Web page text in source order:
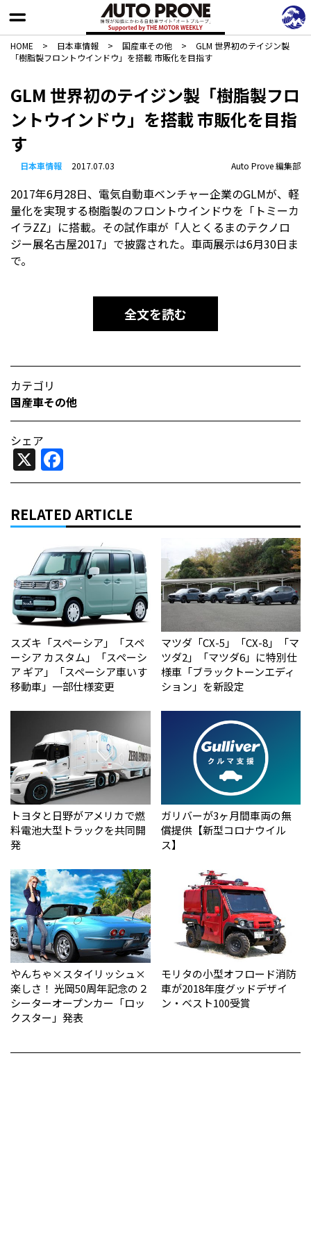
HOME > 日本車情報​ > 国産車その他 >
GLM 世界初のテイジン製
「樹脂製フロントウインドウ」を搭載 市販化を目指す
GLM 世界初のテイジン製「樹脂製フロ
ントウインドウ」を搭載 市販化を目指
す
日本車情報​ 2017.07.03 Auto Prove 編集部
2017年6月28日、電気自動車ベンチャー企業のGLMが、軽
量化を実現する樹脂製のフロントウインドウを「トミーカ
イラZZ」に搭載。その試作車が「人とくるまのテクノロ
ジー展名古屋2017」で披露された。車両展示は6月30日ま
で。
全文を読む
カテゴリ
国産車その他
シェア
X
RELATED ARTICLE
スズキ「スペーシア」「スペ
ーシア カスタム」「スペーシ
ア ギア」「スペーシア車いす
移動車」一部仕様変更
マツダ「CX-5」「CX-8」「マ
ツダ2」「マツダ6」に特別仕
様車「ブラックトーンエディ
ション」を新設定
トヨタと日野がアメリカで燃
料電池大型トラックを共同開
発
ガリバーが3ヶ月間車両の無
償提供【新型コロナウイル
ス】
やんちゃ×スタイリッシュ×
楽しさ！ 光岡50周年記念の２
シーターオープンカー「ロッ
クスター」発表
モリタの小型オフロード消防
車が2018年度グッドデザイ
ン・ベスト100受賞